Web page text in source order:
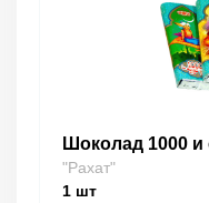
Шоколад 1000 и
"Рахат"
1 шт